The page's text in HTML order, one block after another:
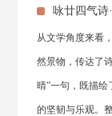
咏廿四气诗
从文学角度来看
然景物，传达了
晴”一句，既描
的坚韧与乐观。